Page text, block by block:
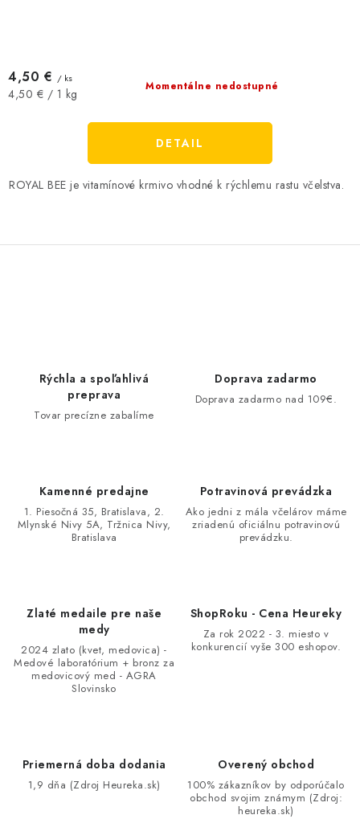
Momentálne nedostupné
4,50 € / ks
Jednotková
4,50 € / 1 kg
DETAIL
ROYAL BEE je vitamínové krmivo vhodné k rýchlemu rastu včelstva.
s
Rýchla a spoľahlivá
preprava
Tovar precízne zabalíme
Doprava zadarmo
Doprava zadarmo nad 109€.
Kamenné predajne
1. Piesočná 35, Bratislava, 2.
Mlynské Nivy 5A, Tržnica Nivy,
Bratislava
Potravinová prevádzka
Ako jedni z mála včelárov máme
zriadenú oficiálnu potravinovú
prevádzku.
Zlaté medaile pre naše
medy
2024 zlato (kvet, medovica) -
Medové laboratórium + bronz za
medovicový med - AGRA
Slovinsko
ShopRoku - Cena Heureky
Za rok 2022 - 3. miesto v
konkurencií vyše 300 eshopov.
Priemerná doba dodania
1,9 dňa (Zdroj Heureka.sk)
Overený obchod
100% zákazníkov by odporúčalo
obchod svojim známym (Zdroj:
heureka.sk)